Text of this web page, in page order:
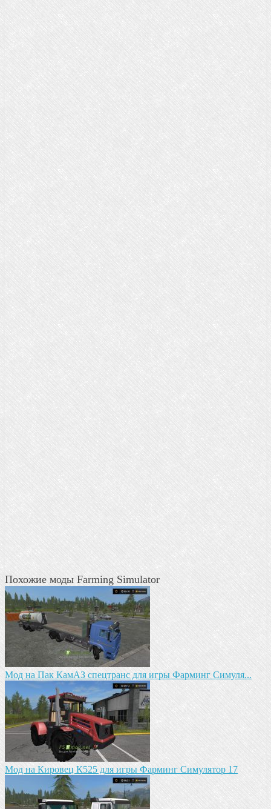
Похожие моды Farming Simulator
Mод на Пак КамАЗ спецтранс для игры Фарминг Симуля...
Mод на Кировец К525 для игры Фарминг Симулятор 17